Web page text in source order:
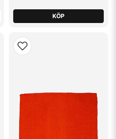
KÖP